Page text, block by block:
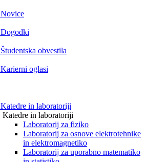
Novice
Dogodki
Študentska obvestila
Karierni oglasi
Katedre in laboratoriji
Katedre in laboratoriji
Laboratorij za fiziko
Laboratorij za osnove elektrotehnike
in elektromagnetiko
Laboratorij za uporabno matematiko